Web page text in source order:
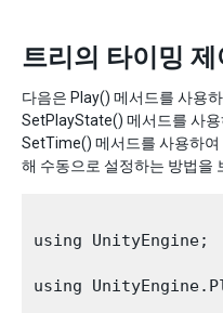
트리의 타이밍 제
다음은 Play() 메서드를 사용
SetPlayState() 메서드를 사
SetTime() 메서드를 사용하
해 수동으로 설정하는 방법을
using UnityEngine;
using